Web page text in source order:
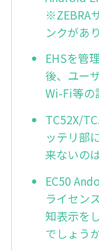
※ZEBRA
ンクがあ
EHSを管
後、ユー
Wi-Fi等の
TC52X/
ッテリ部
来ないの
EC50
ライセン
知表示を
でしょう